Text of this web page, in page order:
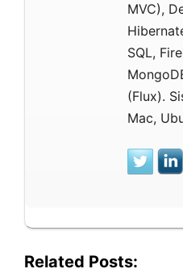
MVC),
SQL,
(Flux).
Mac,
Related Posts: